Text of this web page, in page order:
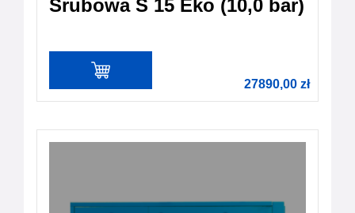
Śrubowa S 15 Eko (10,0 bar)
27890,00 zł